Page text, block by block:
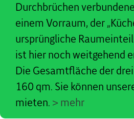
Durchbrüchen
einem Vorraum, der
ursprüngliche
ist hier noch weitgehend
Die Gesamtfläche der
160 qm. Sie können
mieten. > mehr